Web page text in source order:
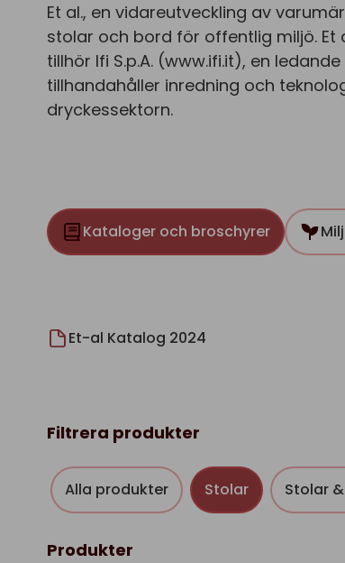
Et al., en vidareutveckling av
stolar och bord för offentlig miljö. Et
tillhör Ifi S.p.A. (www.ifi.it), en
tillhandahåller inredning och
dryckessektorn.
Kataloger och broschyrer
Et-al Katalog 2024
Filtrera produkter
Alla produkter Stolar Stolar
Produkter